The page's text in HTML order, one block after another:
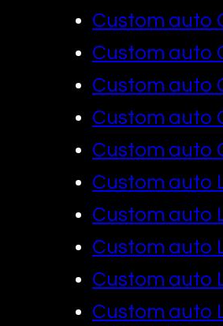
Custom auto
Custom auto
Custom auto
Custom auto
Custom auto
Custom auto
Custom auto
Custom auto
Custom auto
Custom auto